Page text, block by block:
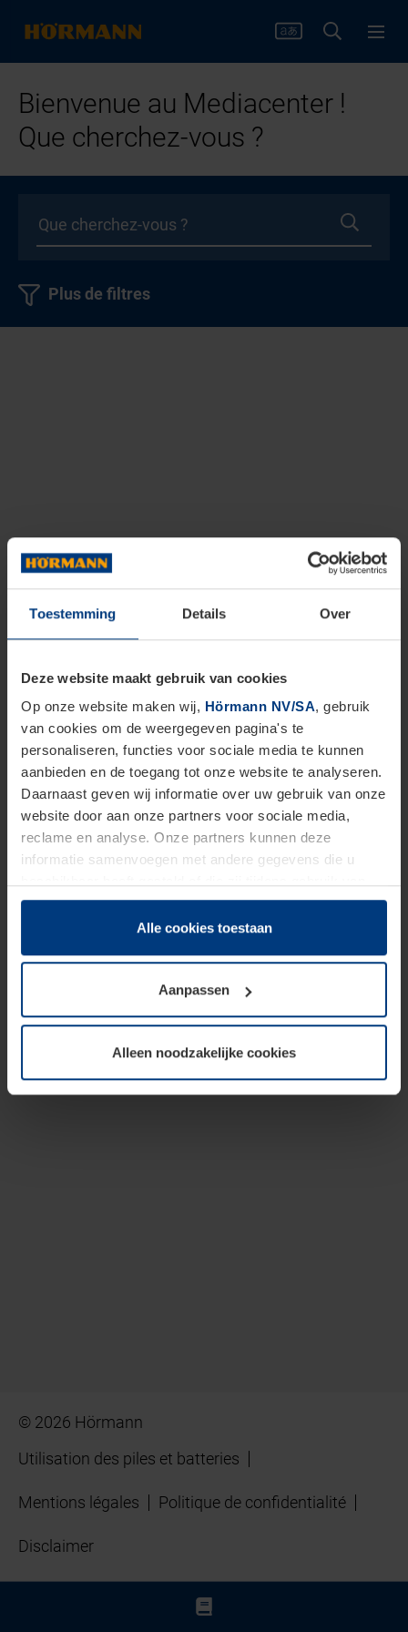
Toestemming Details Over
Deze website maakt gebruik van cookies
Op onze website maken wij, Hörmann NV/SA, gebruik
van cookies om de weergegeven pagina's te
personaliseren, functies voor sociale media te kunnen
aanbieden en de toegang tot onze website te analyseren.
Daarnaast geven wij informatie over uw gebruik van onze
website door aan onze partners voor sociale media,
reclame en analyse. Onze partners kunnen deze
informatie samenvoegen met andere gegevens die u
hun diensten hebben verzameld.
Juridisch hebben wij het recht om cookies op uw
van deze pagina's absoluut vereist is. Voor alle andere
soorten cookies is uw toestemming benodigd. Uw
toestemming kunt u op elk moment bij de uitleg van de
wijzigen of herroepen.
Alle cookies toestaan
Aanpassen
Alleen noodzakelijke cookies
Bienvenue au Mediacenter !
Que cherchez-vous ?
Plus de filtres
© 2026 Hörmann
Utilisation des piles et batteries
Mentions légales Politique de confidentialité
Disclaimer